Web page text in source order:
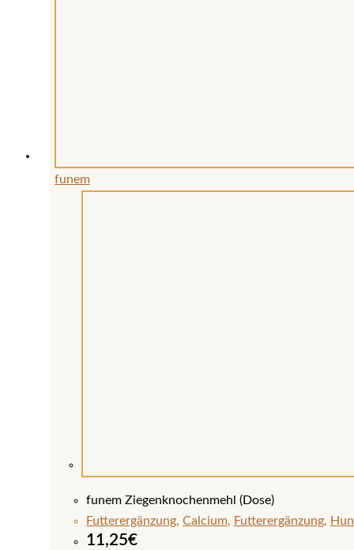
funem
funem Ziegenknochenmehl (Dose)
Futterergänzung, Calcium, Futterergänzung,
11,25€